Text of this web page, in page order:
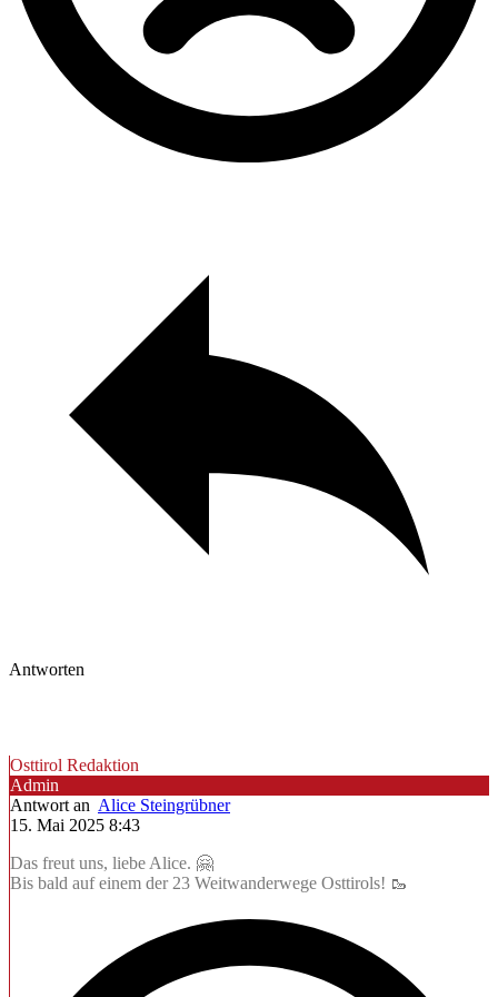
Antworten
Osttirol Redaktion
Admin
Antwort an Alice Steingrübner
15. Mai 2025 8:43
Das freut uns, liebe Alice. 🤗
Bis bald auf einem der 23 Weitwanderwege Osttirols! 🥾